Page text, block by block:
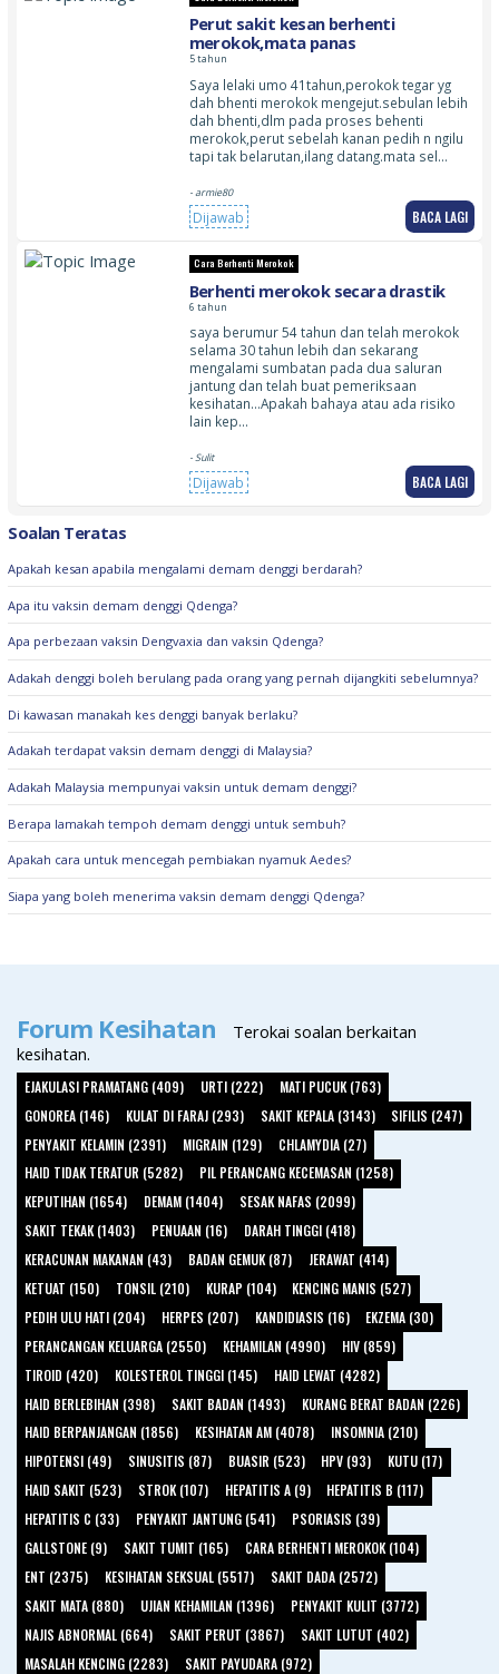
Perut sakit kesan berhenti
merokok,mata panas
5 tahun
Saya lelaki umo 41tahun,perokok tegar yg
dah bhenti merokok mengejut.sebulan lebih
dah bhenti,dlm pada proses behenti
merokok,perut sebelah kanan pedih n ngilu
tapi tak belarutan,ilang datang.mata sel…
- armie80
Dijawab BACA LAGI
Cara Berhenti Merokok
Berhenti merokok secara drastik
6 tahun
saya berumur 54 tahun dan telah merokok
selama 30 tahun lebih dan sekarang
mengalami sumbatan pada dua saluran
jantung dan telah buat pemeriksaan
kesihatan…Apakah bahaya atau ada risiko
lain kep…
- Sulit
Dijawab BACA LAGI
Soalan Teratas
Apakah kesan apabila mengalami demam denggi berdarah?
Apa itu vaksin demam denggi Qdenga?
Apa perbezaan vaksin Dengvaxia dan vaksin Qdenga?
Adakah denggi boleh berulang pada orang yang pernah dijangkiti sebelumnya?
Di kawasan manakah kes denggi banyak berlaku?
Adakah terdapat vaksin demam denggi di Malaysia?
Adakah Malaysia mempunyai vaksin untuk demam denggi?
Berapa lamakah tempoh demam denggi untuk sembuh?
Apakah cara untuk mencegah pembiakan nyamuk Aedes?
Siapa yang boleh menerima vaksin demam denggi Qdenga?
Forum Kesihatan
Terokai soalan berkaitan
kesihatan.
EJAKULASI PRAMATANG (409) URTI (222)
MATI PUCUK (763)
GONOREA (146)
KULAT DI FARAJ (293) SAKIT KEPALA (3143)
SIFILIS (247)
PENYAKIT KELAMIN (2391)
MIGRAIN (129)
CHLAMYDIA (27)
HAID TIDAK TERATUR (5282)
PIL PERANCANG KECEMASAN (1258)
KEPUTIHAN (1654)
DEMAM (1404)
SESAK NAFAS (2099)
SAKIT TEKAK (1403)
PENUAAN (16)
DARAH TINGGI (418)
KERACUNAN MAKANAN (43)
BADAN GEMUK (87)
JERAWAT (414)
KETUAT (150)
TONSIL (210) KURAP (104)
KENCING MANIS (527)
PEDIH ULU HATI (204)
HERPES (207) KANDIDIASIS (16)
EKZEMA (30)
PERANCANGAN KELUARGA (2550)
KEHAMILAN (4990)
HIV (859)
TIROID (420)
KOLESTEROL TINGGI (145)
HAID LEWAT (4282)
HAID BERLEBIHAN (398)
SAKIT BADAN (1493)
KURANG BERAT BADAN (226)
HAID BERPANJANGAN (1856)
KESIHATAN AM (4078)
INSOMNIA (210)
HIPOTENSI (49)
SINUSITIS (87) BUASIR (523) HPV (93)
KUTU (17)
HAID SAKIT (523)
STROK (107) HEPATITIS A (9)
HEPATITIS B (117)
HEPATITIS C (33)
PENYAKIT JANTUNG (541)
PSORIASIS (39)
GALLSTONE (9)
SAKIT TUMIT (165)
CARA BERHENTI MEROKOK (104)
ENT (2375)
KESIHATAN SEKSUAL (5517)
SAKIT DADA (2572)
SAKIT MATA (880)
UJIAN KEHAMILAN (1396)
PENYAKIT KULIT (3772)
NAJIS ABNORMAL (664)
SAKIT PERUT (3867)
SAKIT LUTUT (402)
MASALAH KENCING (2283)
SAKIT PAYUDARA (972)